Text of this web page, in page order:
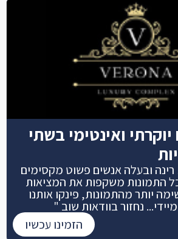
יוקרתי ואינטימי בשתי
ובעלה אנשים פשוט מקסימים
התמונות משקפות את המציאות
יותר מהתמונות, פינקו אותנו
נחזור בוודאות שוב "
הזמינו עכשיו